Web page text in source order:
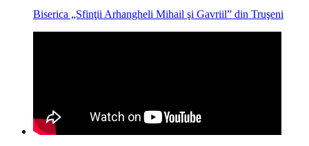
Biserica „Sfinţii Arhangheli Mihail şi Gavriil” din Truşeni